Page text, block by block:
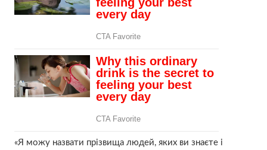
«Я можу назвати прізвища людей, яких ви знаєте і